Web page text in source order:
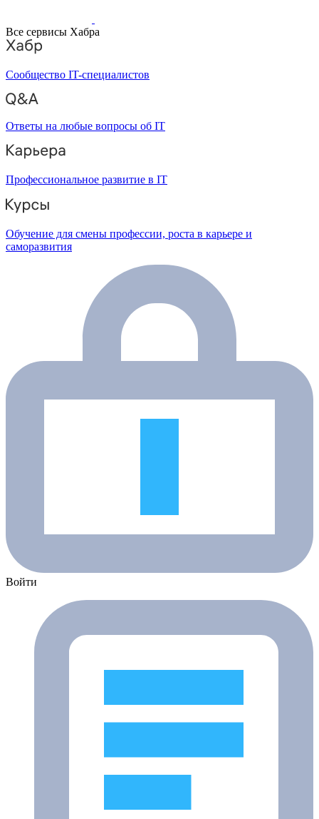
Все сервисы Хабра
Сообщество IT-специалистов
Ответы на любые вопросы об IT
Профессиональное развитие в IT
Обучение для смены профессии, роста в карьере и
саморазвития
Войти